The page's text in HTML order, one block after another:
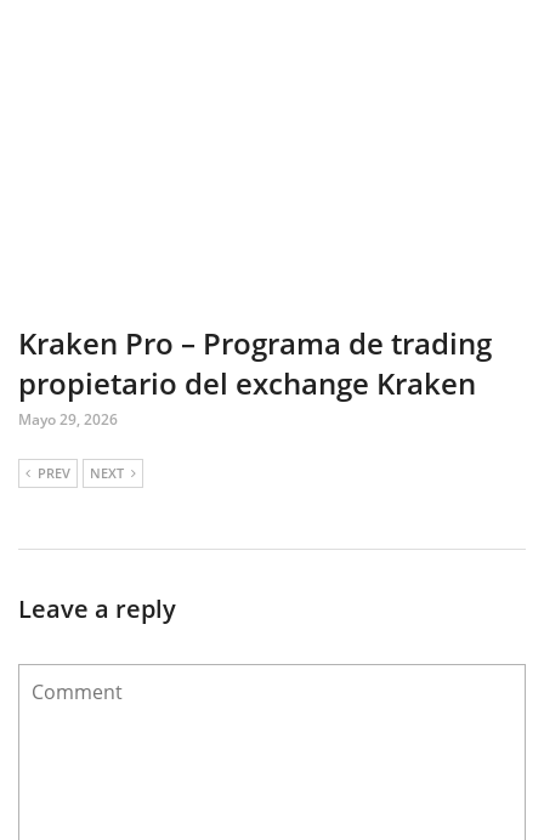
Kraken Pro – Programa de trading
propietario del exchange Kraken
Mayo 29, 2026
PREV NEXT
Leave a reply